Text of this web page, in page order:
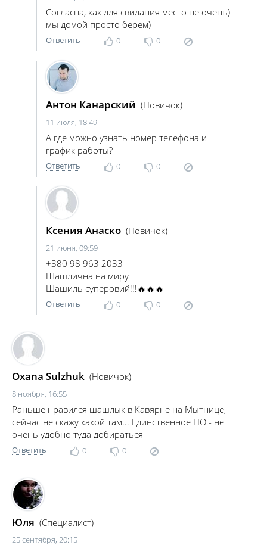
Согласна, как для свидания место не очень)
мы домой просто берем)
Ответить 0 0
Антон Канарский (Новичок)
11 июля, 18:49
А где можно узнать номер телефона и
график работы?
Ответить 0 0
Ксения Анаско (Новичок)
21 июня, 09:59
+380 98 963 2033
Шашлична на миру
Шашиль суперовий!!!🔥🔥🔥
Ответить 0 0
Oxana Sulzhuk (Новичок)
8 ноября, 16:55
Раньше нравился шашлык в Кавярне на Мытнице,
сейчас не скажу какой там... Единственное НО - не
очень удобно туда добираться
Ответить 0 0
Юля (Специалист)
25 сентября, 20:15